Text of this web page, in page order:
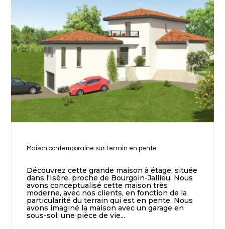
Maison contemporaine sur terrain en pente
Découvrez cette grande maison à étage, située
dans l'Isère, proche de Bourgoin-Jallieu. Nous
avons conceptualisé cette maison très
moderne, avec nos clients, en fonction de la
particularité du terrain qui est en pente. Nous
avons imaginé la maison avec un garage en
sous-sol, une pièce de vie...